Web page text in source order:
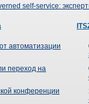
self-service:
автоматизации
переход на
конференции